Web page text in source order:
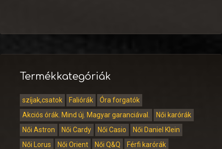
Termékkategóriák
szíjak,csatok Faliórák
Óra forgatók
Akciós órák. Mind új. Magyar garanciával.
Női karórák
Női Astron
Női Cardy Női Casio
Női Daniel Klein
Női Lorus
Női Orient Női Q&Q
Férfi karórák